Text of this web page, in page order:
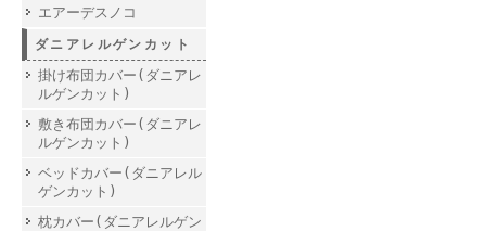
エアーデスノコ
ダニアレルゲンカット
掛け布団カバー(ダニアレ
ルゲンカット)
敷き布団カバー(ダニアレ
ルゲンカット)
ベッドカバー(ダニアレル
ゲンカット)
枕カバー(ダニアレルゲン